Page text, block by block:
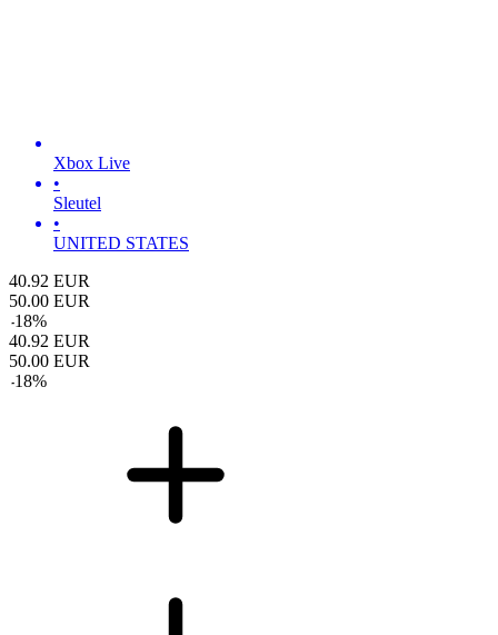
Xbox Live
•
Sleutel
•
UNITED STATES
40.92 EUR
50.00 EUR
-18%
40.92 EUR
50.00 EUR
-18%